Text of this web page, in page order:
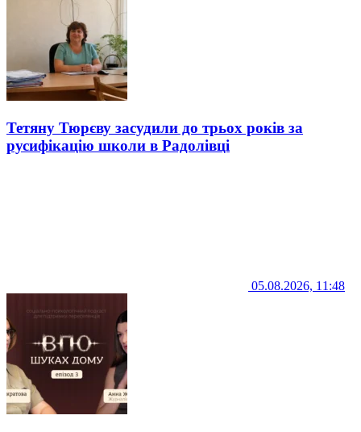
Тетяну Тюрєву засудили до трьох років за
русифікацію школи в Радолівці
05.08.2026, 11:48